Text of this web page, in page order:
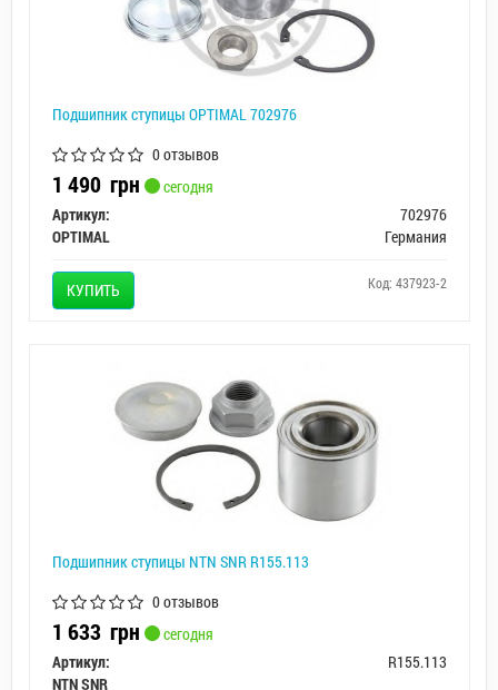
Подшипник ступицы OPTIMAL 702976
0 отзывов
1 490 грн
сегодня
Артикул:
702976
OPTIMAL
Германия
КУПИТЬ Код: 437923-2
Подшипник ступицы NTN SNR R155.113
0 отзывов
1 633 грн
сегодня
Артикул:
R155.113
NTN SNR